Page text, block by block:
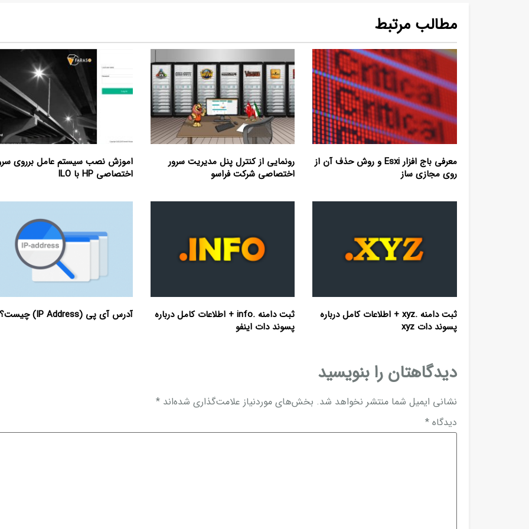
مطالب مرتبط
معرفی باج افزار Esxi و روش حذف آن از
روی مجازی ساز
رونمایی از کنترل پنل مدیریت سرور
اختصاصی شرکت فراسو
اموزش نصب سیستم عامل برروی
اختصاصی HP با ILO
ثبت دامنه .xyz + اطلاعات کامل درباره
پسوند دات xyz
ثبت دامنه .info + اطلاعات کامل درباره
پسوند دات اینفو
آدرس آی پی (IP Address) چیست؟
دیدگاهتان را بنویسید
نشانی ایمیل شما منتشر نخواهد شد. بخش‌های موردنیاز علامت‌گذاری شده‌اند *
دیدگاه *